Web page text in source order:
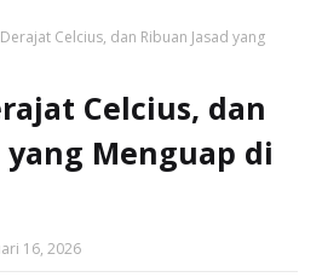
Celcius, dan Ribuan Jasad yang
Celcius, dan
yang Menguap di
16, 2026